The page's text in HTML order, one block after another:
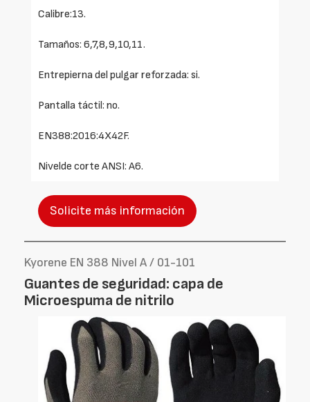
Calibre:13.
Tamaños: 6,7,8,9,10,11.
Entrepierna del pulgar reforzada: si.
Pantalla táctil: no.
EN388:2016:4X42F.
Nivelde corte ANSI: A6.
Solicite más información
Kyorene EN 388 Nivel A / 01-101
Guantes de seguridad: capa de
Microespuma de nitrilo